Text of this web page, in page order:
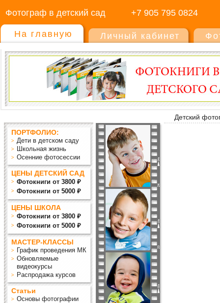
Фотограф в детский сад +7 905 795 0824
На главную Личный кабинет
Детский
ПОРТФОЛИО:
Дети в детском саду
Школьная жизнь
Осенние фотосессии
ЦЕНЫ ДЕТСКИЙ САД
Фотокниги от 3800 ₽
Фотокниги от 5000 ₽
ЦЕНЫ ШКОЛА
Фотокниги от 3800 ₽
Фотокниги от 5000 ₽
МАСТЕР-КЛАССЫ
График проведения МК
Обновляемые
видеокурсы
Распродажа курсов
Статьи
Основы фотографии